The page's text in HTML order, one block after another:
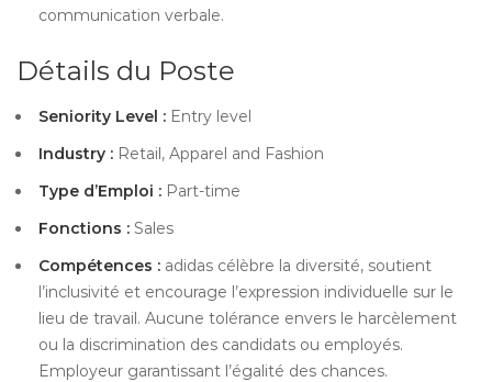
communication verbale.
Détails du Poste
Seniority Level : Entry level
Industry : Retail, Apparel and Fashion
Type d’Emploi : Part-time
Fonctions : Sales
Compétences : adidas célèbre la diversité, soutient
l’inclusivité et encourage l’expression individuelle sur le
lieu de travail. Aucune tolérance envers le harcèlement
ou la discrimination des candidats ou employés.
Employeur garantissant l’égalité des chances.